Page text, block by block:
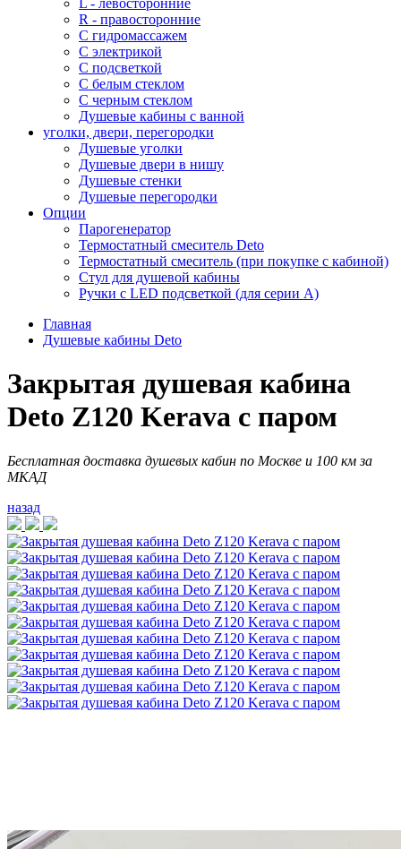
L - левосторонние
R - правосторонние
С гидромассажем
С электрикой
С подсветкой
С белым стеклом
С черным стеклом
Душевые кабины с ванной
уголки, двери, перегородки
Душевые уголки
Душевые двери в нишу
Душевые стенки
Душевые перегородки
Опции
Парогенератор
Термостатный смеситель Deto
Термостатный смеситель (при покупке с кабиной)
Стул для душевой кабины
Ручки с LED подсветкой (для серии A)
Главная
Душевые кабины Deto
Закрытая душевая кабина
Deto Z120 Kerava с паром
Бесплатная доставка душевых кабин по Москве и 100 км за
МКАД
назад